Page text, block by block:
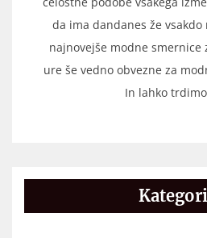
da ima dandanes že
najnovejše modne smernice
ure še vedno obvezne za
In lahko